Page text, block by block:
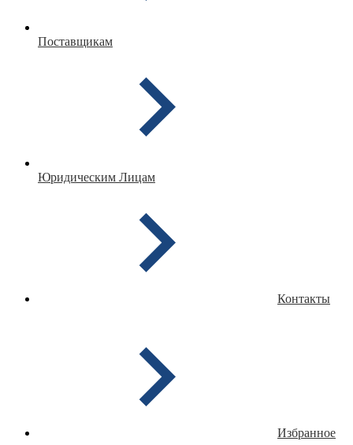
Поставщикам
Юридическим Лицам
Контакты
Избранное